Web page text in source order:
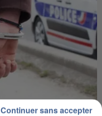
Continuer sans accepter